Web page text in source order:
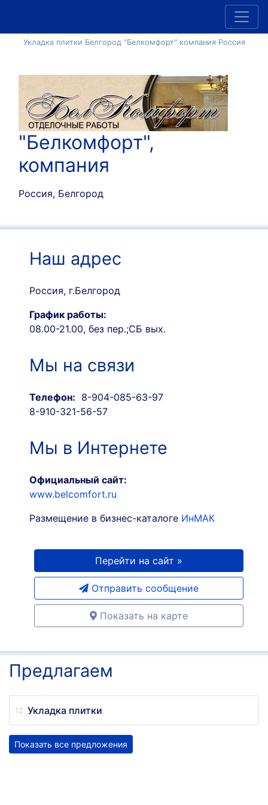
Укладка плитки Белгород "Белкомфорт" компания Россия
"Белкомфорт",
компания
Россия, Белгород
Наш адрес
Россия, г.Белгород
График работы:
08.00-21.00, без пер.;СБ вых.
Мы на связи
Телефон: 8-904-085-63-97
8-910-321-56-57
Мы в Интернете
Официальный сайт:
www.belcomfort.ru
Размещение в бизнес-каталоге ИнМАК
Перейти на сайт »
Отправить сообщение
Показать на карте
Предлагаем
Укладка плитки
Показать все предложения